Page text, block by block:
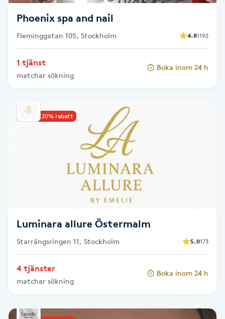
PRP (Platelet Rich Plasma)
PRX-T33
Reflexologi
Regndroppsmassage
Phoenix spa and nail
Fleminggatan 105, Stockholm 4.81192
1 tjänst
matchar sökning
Boka inom 24 h
Upp till 20% rabatt
Luminara allure Östermalm
Starrängsringen 11, Stockholm 5.0173
4 tjänster
matchar sökning
Boka inom 24 h